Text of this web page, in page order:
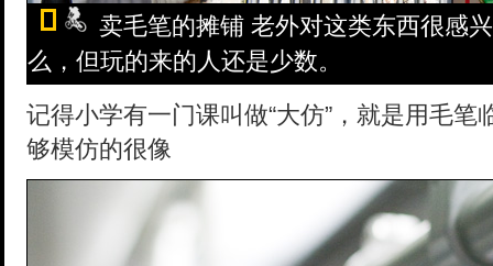
卖毛笔的摊铺 老外对这类东西很感
么，但玩的来的人还是少数。
记得小学有一门课叫做“大仿”，就是用毛
够模仿的很像